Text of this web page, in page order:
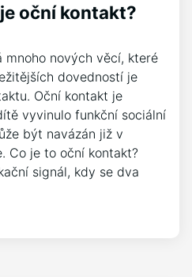
oční kontakt?
mnoho nových věcí, které
dovedností je
Oční kontakt je
vyvinulo funkční sociální
být navázán již v
Co je to oční kontakt?
signál, kdy se dva